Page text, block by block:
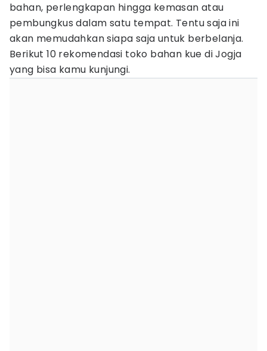
bahan, perlengkapan hingga kemasan atau
pembungkus dalam satu tempat. Tentu saja ini
akan memudahkan siapa saja untuk berbelanja.
Berikut 10 rekomendasi toko bahan kue di Jogja
yang bisa kamu kunjungi.